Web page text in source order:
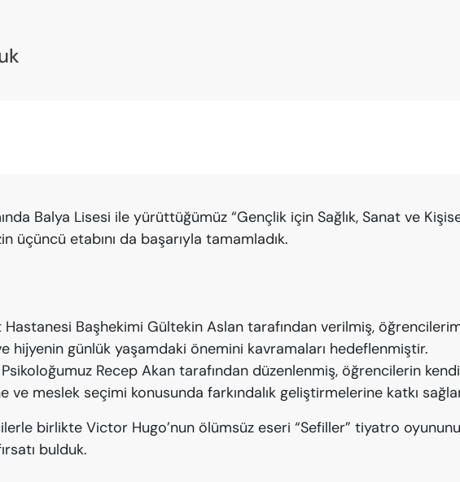
Balya Lisesi ile yürüttüğümüz “Gençlik için Sağlık, Sanat ve
üçüncü etabını da başarıyla tamamladık.
Başhekimi Gültekin Aslan tarafından verilmiş,
hijyenin günlük yaşamdaki önemini kavramaları hedeflenmiştir.
Recep Akan tarafından düzenlenmiş, öğrencilerin
ve meslek seçimi konusunda farkındalık geliştirmelerine katkı
birlikte Victor Hugo’nun ölümsüz eseri “Sefiller” tiyatro oyununu
bulduk.